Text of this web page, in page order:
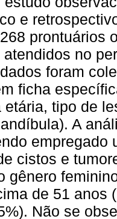
e
prontuários
no
foram
ficha
etária, tipo de
A
empregado
cistos e
gênero
de 51 anos
Não se